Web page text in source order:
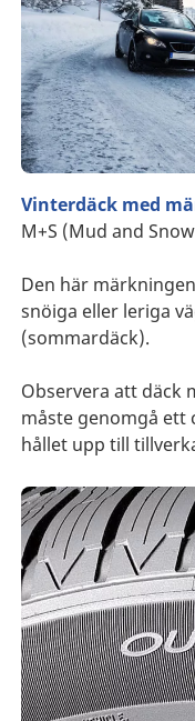
Vinterdäck med
M+S (Mud and
Den här
snöiga eller leriga
(sommardäck).
Observera att däck
måste genomgå ett
hållet upp till